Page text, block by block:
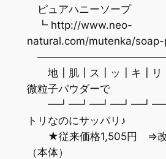
ピュアハニーソープ
┗ http://www.neo-
natural.com/mutenka/
地┃肌┃ス┃ッ┃
微粒子パウダーで
トリなのにサッパリ♪
★従来価格1,505円 ⇒改
（本体）